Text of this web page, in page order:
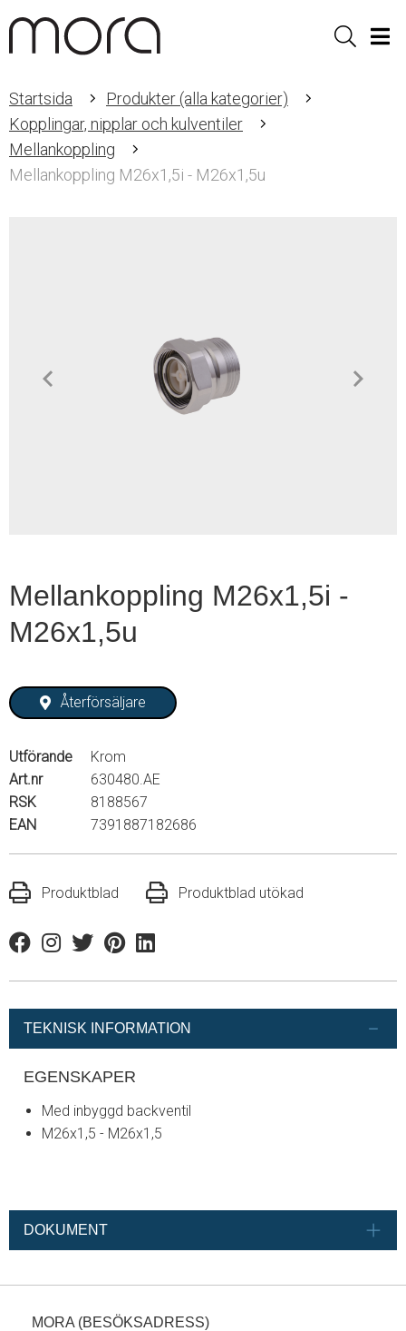
Sök
Startsida
Produkter (alla kategorier)
Kopplingar, nipplar och kulventiler
Mellankoppling
Mellankoppling M26x1,5i - M26x1,5u
Mellankoppling M26x1,5i -
M26x1,5u
Återförsäljare
Utförande
Krom
Art.nr
630480.AE
RSK
8188567
EAN
7391887182686
Produktblad Produktblad utökad
FacebookInstagram
TwitterPinterestLinkedin
TEKNISK INFORMATION
EGENSKAPER
Med inbyggd backventil
M26x1,5 - M26x1,5
DOKUMENT
MORA (BESÖKSADRESS)